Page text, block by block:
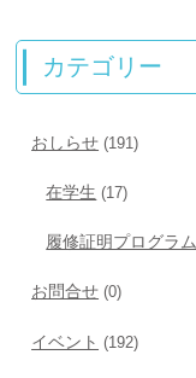
カテゴリー
おしらせ (191)
在学生 (17)
履修証明プログラム
お問合せ (0)
イベント (192)